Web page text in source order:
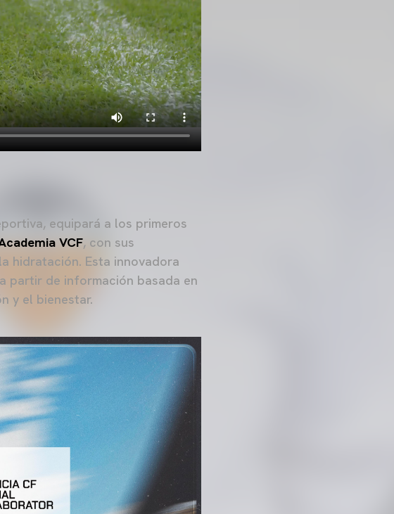
equipará a los primeros
VCF, con sus
hidratación. Esta innovadora
partir de información basada en
y el bienestar.